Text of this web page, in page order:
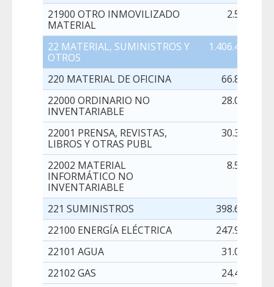
21900 OTRO INMOVILIZADO
MATERIAL
2.500,00
22 MATERIAL, SUMINISTROS Y
OTROS
1.406.420,00
220 MATERIAL DE OFICINA
66.800,00
22000 ORDINARIO NO
INVENTARIABLE
28.000,00
22001 PRENSA, REVISTAS,
LIBROS Y OTRAS PUBL
30.300,00
22002 MATERIAL
INFORMÁTICO NO
INVENTARIABLE
8.500,00
221 SUMINISTROS
398.692,00
22100 ENERGÍA ELÉCTRICA
247.907,00
22101 AGUA
31.072,00
22102 GAS
24.454,00